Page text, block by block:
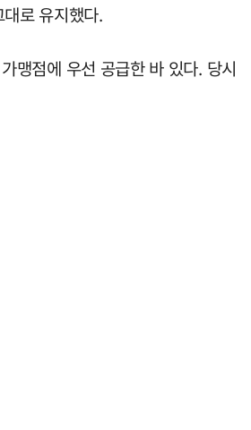
로 유지했다.
맹점에 우선 공급한 바 있다. 당시